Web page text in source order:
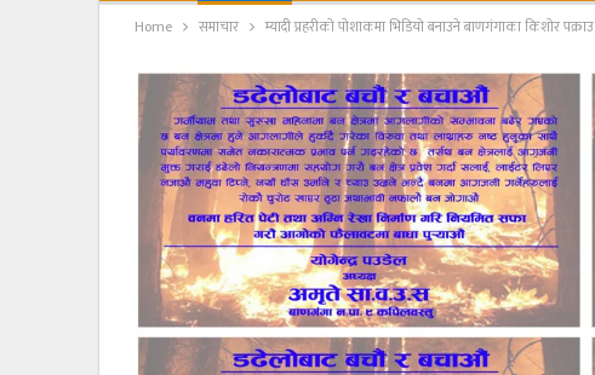
Home समाचार म्यादी प्रहरीको पोशाकमा भिडियो बनाउने बाणगंगाका किशोर पक्राउ